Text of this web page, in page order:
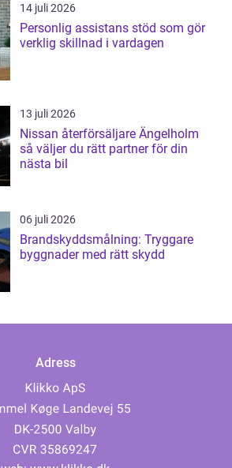
14 juli 2026
Personlig assistans stöd som gör
verklig skillnad i vardagen
13 juli 2026
Nissan återförsäljare Ängelholm
så väljer du rätt partner för din
nästa bil
06 juli 2026
Brandskyddsmålning: Tryggare
byggnader med rätt skydd
Adress